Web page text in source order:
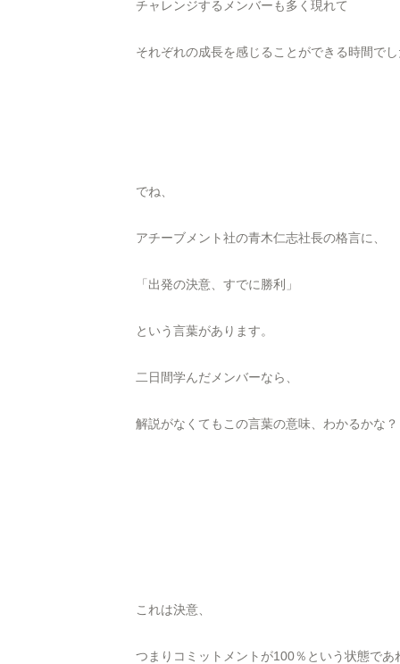
チャレンジするメンバーも多く現れて
それぞれの成長を感じることができる時間で
でね、
アチーブメント社の青木仁志社長の格言に、
「出発の決意、すでに勝利」
という言葉があります。
二日間学んだメンバーなら、
解説がなくてもこの言葉の意味、わかるかな？
これは決意、
つまりコミットメントが100％という状態であ